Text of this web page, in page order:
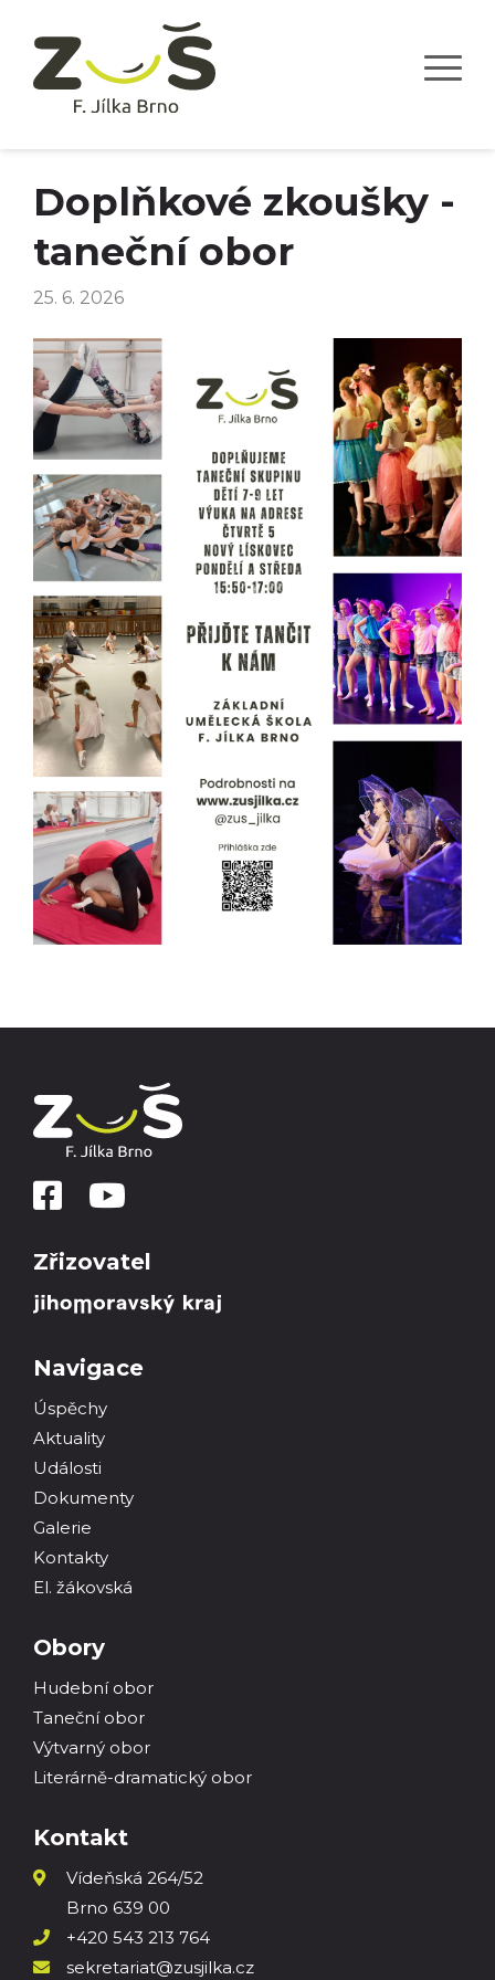
Doplňkové zkoušky -
taneční obor
25. 6. 2026
Zřizovatel
Navigace
Úspěchy
Aktuality
Události
Dokumenty
Galerie
Kontakty
El. žákovská
Obory
Hudební obor
Taneční obor
Výtvarný obor
Literárně-dramatický obor
Kontakt
Vídeňská 264/52
Brno 639 00
+420 543 213 764
sekretariat@zusjilka.cz